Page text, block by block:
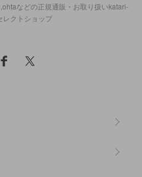
などの正規通販・お取り扱いkatari-
レクトショップ